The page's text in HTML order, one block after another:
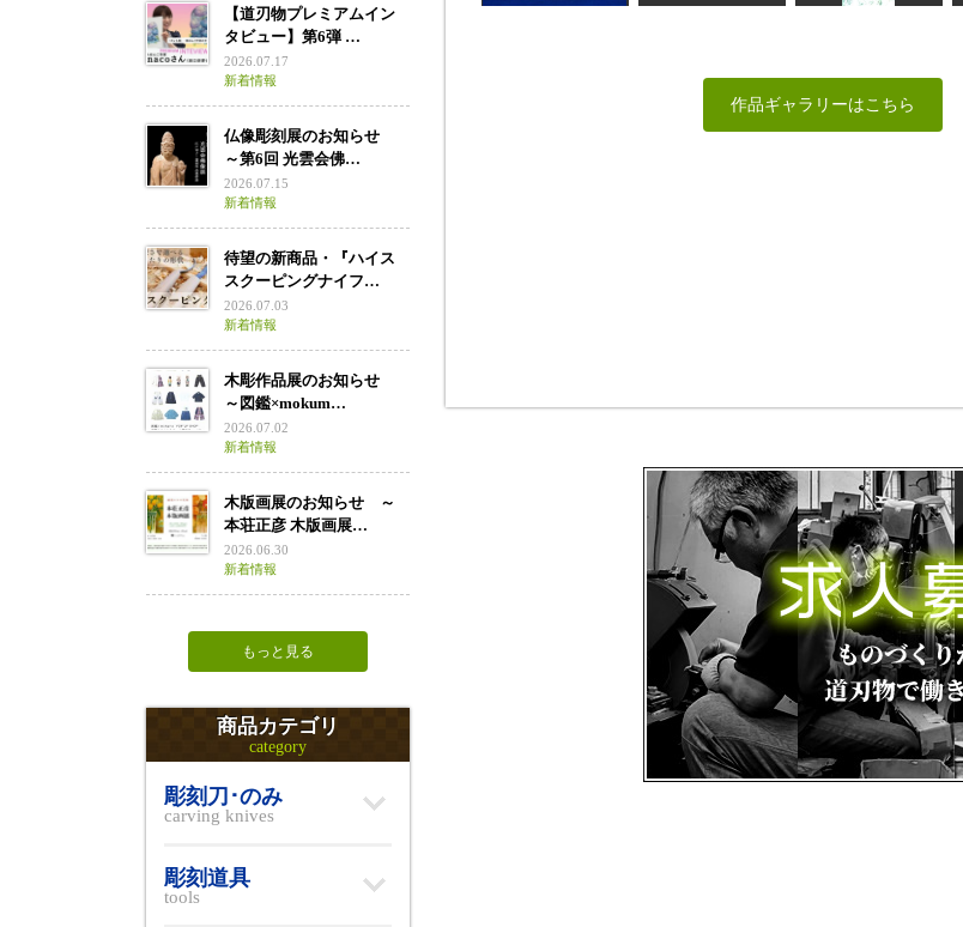
ククサ風カップ
ゆ‐ちゃん
野干
内藤武宝
作品ギャラリーはこちら
【道刃物プレミアムイン
タビュー】第6弾 …
2026.07.17
新着情報
仏像彫刻展のお知らせ
～第6回 光雲会佛…
2026.07.15
新着情報
待望の新商品・『ハイス
スクーピングナイフ…
2026.07.03
新着情報
木彫作品展のお知らせ
～図鑑×mokum…
2026.07.02
新着情報
木版画展のお知らせ ～
本荘正彦 木版画展…
2026.06.30
新着情報
もっと見る
商品カテゴリ
category
彫刻刀･のみ
carving knives
彫刻道具
tools